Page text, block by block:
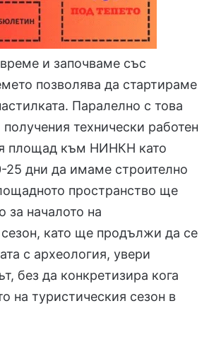
и започваме със
позволява да стартираме
Паралелно с това
технически работен
площад към НИНКН като
25 дни да имаме строително
пространство ще
за началото на
като ще продължи да се
с археология, увери
без да конкретизира кога
на туристическия сезон в